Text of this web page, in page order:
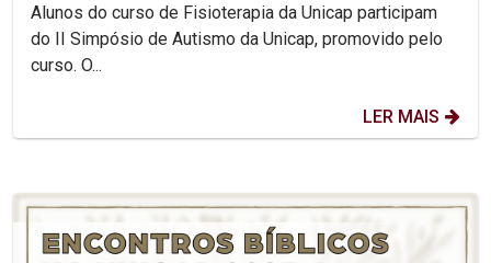
Alunos do curso de Fisioterapia da Unicap participam
do II Simpósio de Autismo da Unicap, promovido pelo
curso. O...
LER MAIS